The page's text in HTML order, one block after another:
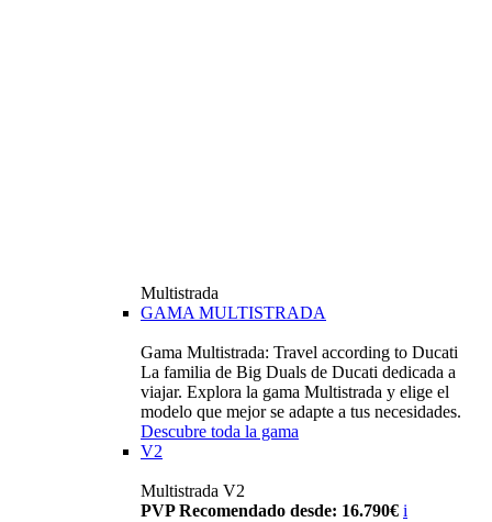
Multistrada
GAMA MULTISTRADA
Gama Multistrada: Travel according to Ducati
La familia de Big Duals de Ducati dedicada a
viajar. Explora la gama Multistrada y elige el
modelo que mejor se adapte a tus necesidades.
Descubre toda la gama
V2
Multistrada V2
PVP Recomendado desde: 16.790€ i